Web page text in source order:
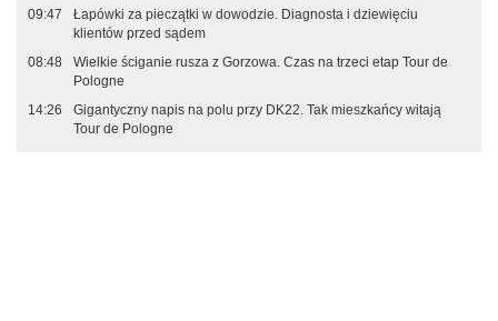
09:47
Łapówki za pieczątki w dowodzie. Diagnosta i dziewięciu
klientów przed sądem
08:48
Wielkie ściganie rusza z Gorzowa. Czas na trzeci etap Tour de
Pologne
14:26
Gigantyczny napis na polu przy DK22. Tak mieszkańcy witają
Tour de Pologne